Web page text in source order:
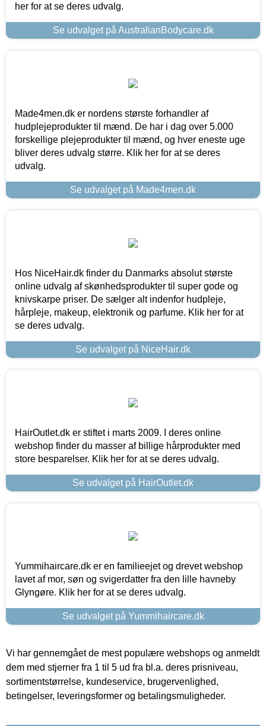
her for at se deres udvalg.
Se udvalget på AustralianBodycare.dk
Made4men.dk er nordens største forhandler af
hudplejeprodukter til mænd. De har i dag over 5.000
forskellige plejeprodukter til mænd, og hver eneste uge
bliver deres udvalg større. Klik her for at se deres
udvalg.
Se udvalget på Made4men.dk
Hos NiceHair.dk finder du Danmarks absolut største
online udvalg af skønhedsprodukter til super gode og
knivskarpe priser. De sælger alt indenfor hudpleje,
hårpleje, makeup, elektronik og parfume. Klik her for at
se deres udvalg.
Se udvalget på NiceHair.dk
HairOutlet.dk er stiftet i marts 2009. I deres online
webshop finder du masser af billige hårprodukter med
store besparelser. Klik her for at se deres udvalg.
Se udvalget på HairOutlet.dk
Yummihaircare.dk er en familieejet og drevet webshop
lavet af mor, søn og svigerdatter fra den lille havneby
Glyngøre. Klik her for at se deres udvalg.
Se udvalget på Yummihaircare.dk
Vi har gennemgået de mest populære webshops og anmeldt
dem med stjerner fra 1 til 5 ud fra bl.a. deres prisniveau,
sortimentstørrelse, kundeservice, brugervenlighed,
betingelser, leveringsformer og betalingsmuligheder.